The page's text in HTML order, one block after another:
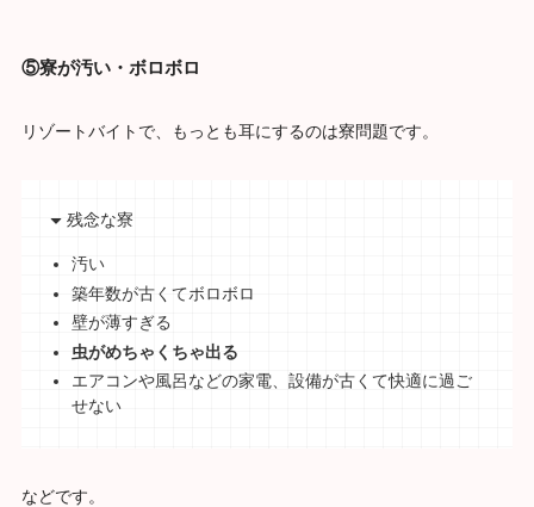
⑤寮が汚い・ボロボロ
リゾートバイトで、もっとも耳にするのは寮問題です。
残念な寮
汚い
築年数が古くてボロボロ
壁が薄すぎる
虫がめちゃくちゃ出る
エアコンや風呂などの家電、設備が古くて快適に過ご
せない
などです。